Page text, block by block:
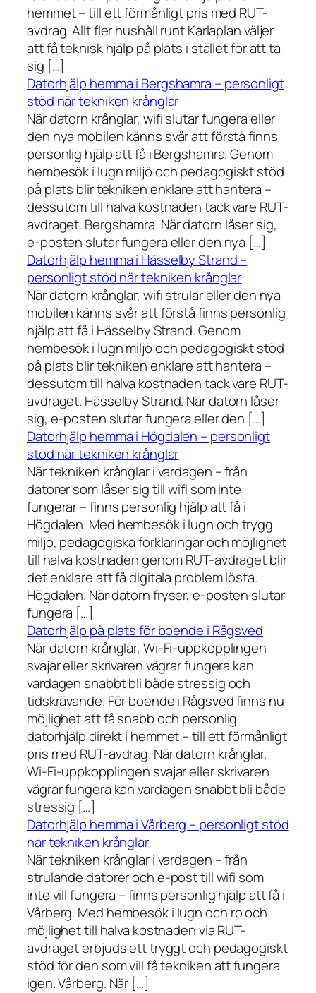
hemmet – till ett förmånligt pris med RUT-
avdrag. Allt fler hushåll runt Karlaplan väljer
att få teknisk hjälp på plats i stället för att ta
sig […]
Datorhjälp hemma i Bergshamra – personligt
stöd när tekniken krånglar
När datorn krånglar, wifi slutar fungera eller
den nya mobilen känns svår att förstå finns
personlig hjälp att få i Bergshamra. Genom
hembesök i lugn miljö och pedagogiskt stöd
på plats blir tekniken enklare att hantera –
dessutom till halva kostnaden tack vare RUT-
avdraget. Bergshamra. När datorn låser sig,
e-posten slutar fungera eller den nya […]
Datorhjälp hemma i Hässelby Strand –
personligt stöd när tekniken krånglar
När datorn krånglar, wifi strular eller den nya
mobilen känns svår att förstå finns personlig
hjälp att få i Hässelby Strand. Genom
hembesök i lugn miljö och pedagogiskt stöd
på plats blir tekniken enklare att hantera –
dessutom till halva kostnaden tack vare RUT-
avdraget. Hässelby Strand. När datorn låser
sig, e-posten slutar fungera eller den […]
Datorhjälp hemma i Högdalen – personligt
stöd när tekniken krånglar
När tekniken krånglar i vardagen – från
datorer som låser sig till wifi som inte
fungerar – finns personlig hjälp att få i
Högdalen. Med hembesök i lugn och trygg
miljö, pedagogiska förklaringar och möjlighet
till halva kostnaden genom RUT-avdraget blir
det enklare att få digitala problem lösta.
Högdalen. När datorn fryser, e-posten slutar
fungera […]
Datorhjälp på plats för boende i Rågsved
När datorn krånglar, Wi-Fi-uppkopplingen
svajar eller skrivaren vägrar fungera kan
vardagen snabbt bli både stressig och
tidskrävande. För boende i Rågsved finns nu
möjlighet att få snabb och personlig
datorhjälp direkt i hemmet – till ett förmånligt
pris med RUT-avdrag. När datorn krånglar,
Wi-Fi-uppkopplingen svajar eller skrivaren
vägrar fungera kan vardagen snabbt bli både
stressig […]
Datorhjälp hemma i Vårberg – personligt stöd
när tekniken krånglar
När tekniken krånglar i vardagen – från
strulande datorer och e-post till wifi som
inte vill fungera – finns personlig hjälp att få i
Vårberg. Med hembesök i lugn och ro och
möjlighet till halva kostnaden via RUT-
avdraget erbjuds ett tryggt och pedagogiskt
stöd för den som vill få tekniken att fungera
igen. Vårberg. När […]